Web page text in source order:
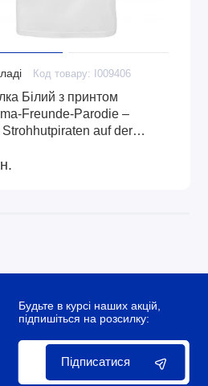
Код товару: I009406
Білий з принтом
Freunde-Parodie –
Strohhutpiraten auf der
Будьте в курсі наших акцій,
підпишіться на розсилку:
Підписатися